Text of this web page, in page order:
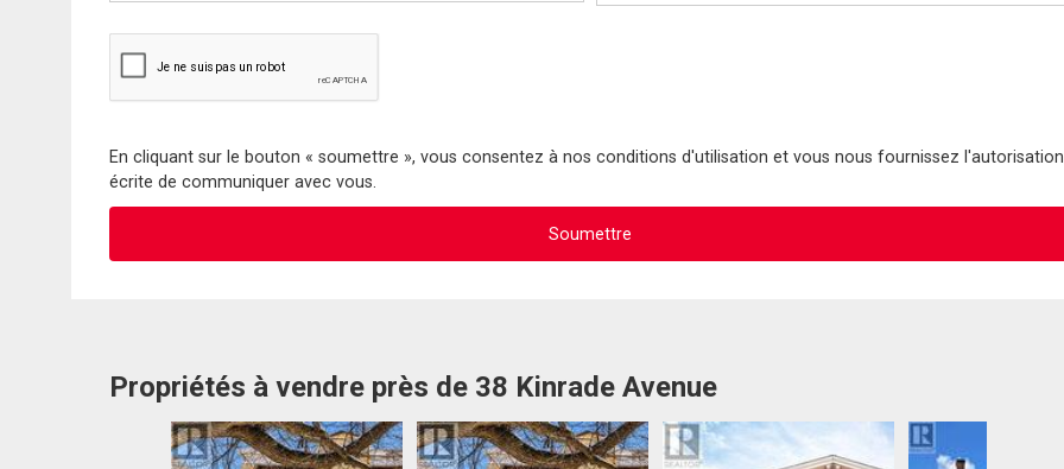
En cliquant sur le bouton « soumettre », vous consentez à nos conditions d'utilisation et vous nous fournissez l'autorisation
écrite de communiquer avec vous.
Propriétés à vendre près de 38 Kinrade Avenue